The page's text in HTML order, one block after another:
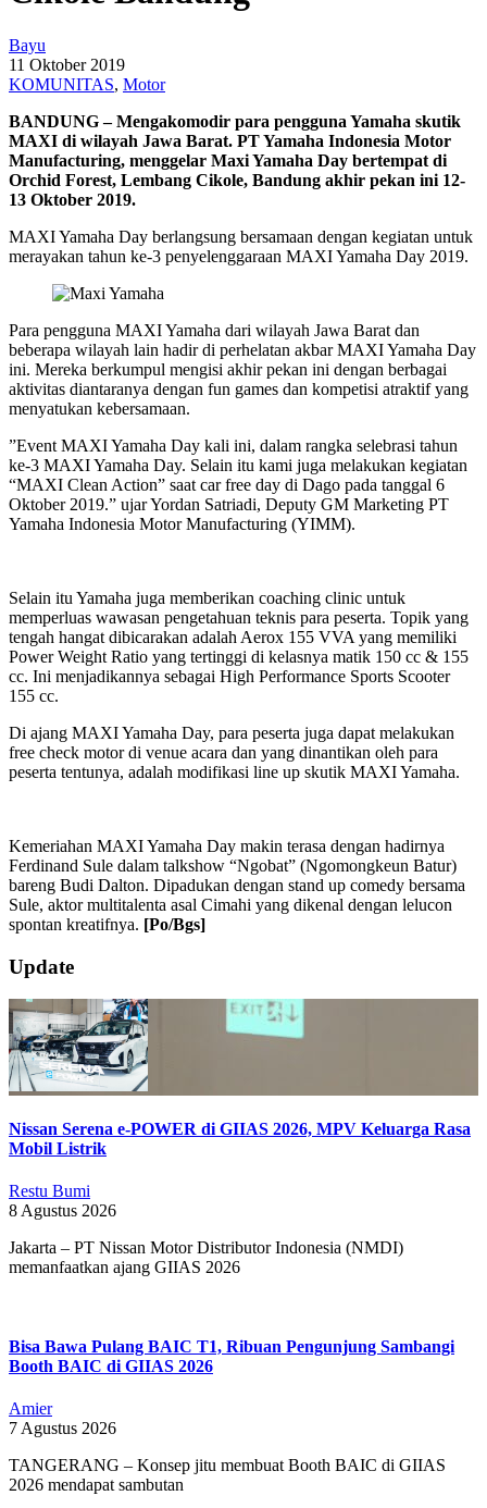
Bayu
11 Oktober 2019
KOMUNITAS, Motor
BANDUNG – Mengakomodir para pengguna Yamaha skutik
MAXI di wilayah Jawa Barat. PT Yamaha Indonesia Motor
Manufacturing, menggelar Maxi Yamaha Day bertempat di
Orchid Forest, Lembang Cikole, Bandung akhir pekan ini 12-
13 Oktober 2019.
MAXI Yamaha Day berlangsung bersamaan dengan kegiatan untuk
merayakan tahun ke-3 penyelenggaraan MAXI Yamaha Day 2019.
Para pengguna MAXI Yamaha dari wilayah Jawa Barat dan
beberapa wilayah lain hadir di perhelatan akbar MAXI Yamaha Day
ini. Mereka berkumpul mengisi akhir pekan ini dengan berbagai
aktivitas diantaranya dengan fun games dan kompetisi atraktif yang
menyatukan kebersamaan.
”Event MAXI Yamaha Day kali ini, dalam rangka selebrasi tahun
ke-3 MAXI Yamaha Day. Selain itu kami juga melakukan kegiatan
“MAXI Clean Action” saat car free day di Dago pada tanggal 6
Oktober 2019.” ujar Yordan Satriadi, Deputy GM Marketing PT
Yamaha Indonesia Motor Manufacturing (YIMM).
Selain itu Yamaha juga memberikan coaching clinic untuk
memperluas wawasan pengetahuan teknis para peserta. Topik yang
tengah hangat dibicarakan adalah Aerox 155 VVA yang memiliki
Power Weight Ratio yang tertinggi di kelasnya matik 150 cc & 155
cc. Ini menjadikannya sebagai High Performance Sports Scooter
155 cc.
Di ajang MAXI Yamaha Day, para peserta juga dapat melakukan
free check motor di venue acara dan yang dinantikan oleh para
peserta tentunya, adalah modifikasi line up skutik MAXI Yamaha.
Kemeriahan MAXI Yamaha Day makin terasa dengan hadirnya
Ferdinand Sule dalam talkshow “Ngobat” (Ngomongkeun Batur)
bareng Budi Dalton. Dipadukan dengan stand up comedy bersama
Sule, aktor multitalenta asal Cimahi yang dikenal dengan lelucon
spontan kreatifnya. [Po/Bgs]
2019-
10-
11
Update
Nissan Serena e-POWER di GIIAS 2026, MPV Keluarga Rasa
Mobil Listrik
Restu Bumi
8 Agustus 2026
Jakarta – PT Nissan Motor Distributor Indonesia (NMDI)
memanfaatkan ajang GIIAS 2026
Bisa Bawa Pulang BAIC T1, Ribuan Pengunjung Sambangi
Booth BAIC di GIIAS 2026
Amier
7 Agustus 2026
TANGERANG – Konsep jitu membuat Booth BAIC di GIIAS
2026 mendapat sambutan